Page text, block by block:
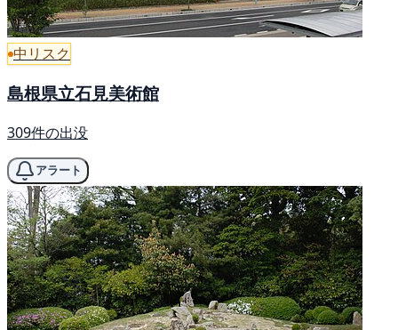
中リスク
島根県立石見美術館
309件の出没
アラート